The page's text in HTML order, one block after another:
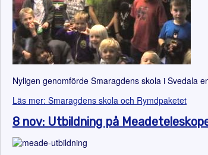
Nyligen genomförde Smaragdens skola i Svedala
Läs mer: Smaragdens skola och Rymdpaketet
8 nov: Utbildning på